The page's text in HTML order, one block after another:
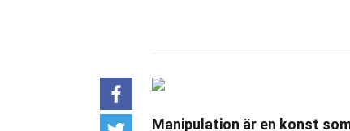
Manipulation är en konst